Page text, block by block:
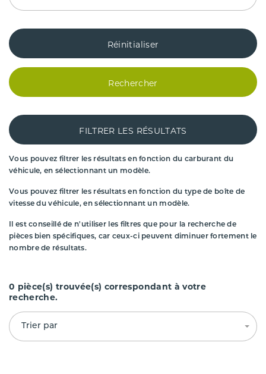
Réinitialiser
Rechercher
FILTRER LES RÉSULTATS
Vous pouvez filtrer les résultats en fonction du carburant du
véhicule, en sélectionnant un modèle.
Vous pouvez filtrer les résultats en fonction du type de boîte de
vitesse du véhicule, en sélectionnant un modèle.
Il est conseillé de n'utiliser les filtres que pour la recherche de
pièces bien spécifiques, car ceux-ci peuvent diminuer fortement le
nombre de résultats.
0 pièce(s) trouvée(s) correspondant à votre
recherche.
Trier par